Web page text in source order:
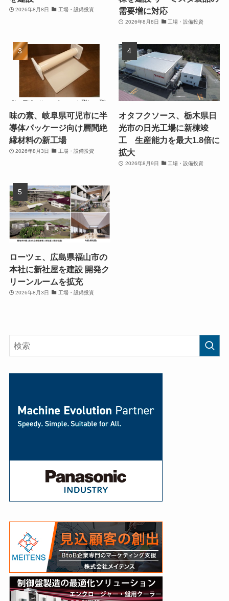
2026年8月8日 工場・設備投資
需要増に対応
2026年8月8日 工場・設備投資
味の素、岐阜県可児市に半
導体パッケージ向け層間絶
縁材料の新工場
2026年8月3日 工場・設備投資
オタフクソース、栃木県日
光市の日光工場に新棟竣
工 生産能力を最大1.8倍に
拡大
2026年8月9日 工場・設備投資
ローツェ、広島県福山市の
本社に新社屋を建設 開発ク
リーンルームを拡充
2026年8月3日 工場・設備投資